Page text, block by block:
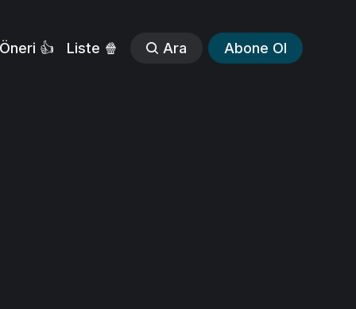
Öneri 👍 Liste 🍿 Ara Abone Ol